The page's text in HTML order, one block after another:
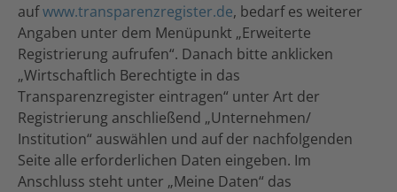
aufwww.transparenzregister.de, bedarf es weiterer
Angaben unter dem Menüpunkt „Erweiterte
Registrierung aufrufen“. Danach bitte anklicken
„Wirtschaftlich Berechtigte in das
Transparenzregister eintragen“ unter Art der
Registrierung anschließend „Unternehmen/
Institution“ auswählen und auf der nachfolgenden
Seite alle erforderlichen Daten eingeben. Im
Anschluss steht unter „Meine Daten“ das